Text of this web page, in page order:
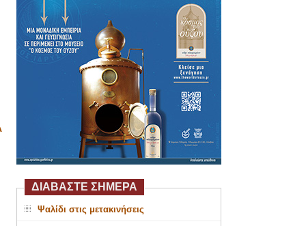
ΔΙΑΒΑΣΤΕ ΣΗΜΕΡΑ
Ψαλίδι στις μετακινήσεις